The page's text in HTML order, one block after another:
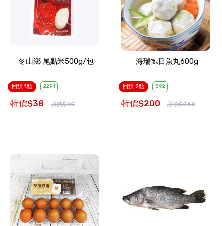
冬山鄉 尾點米500g/包
回饋 1點 2291
特價$38 原價$40
海瑞虱目魚丸600g
回饋 2點 392
特價$200 原價$240